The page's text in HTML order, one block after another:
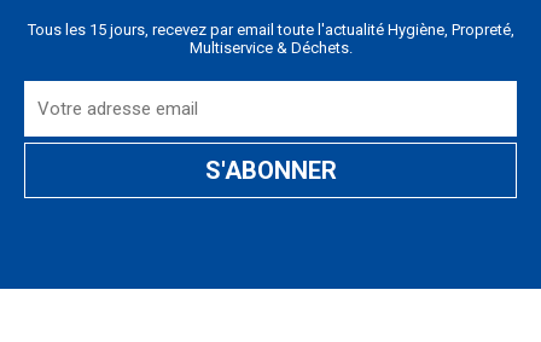
Tous les 15 jours, recevez par email toute l'actualité Hygiène, Propreté,
Multiservice & Déchets.